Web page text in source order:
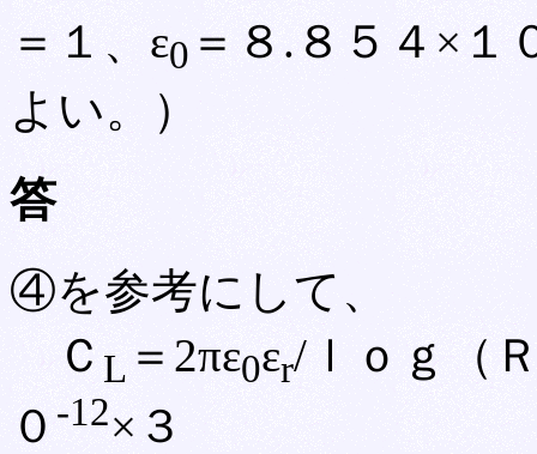
＝１、ε0 ＝８.８５４×１
よい。）
答
④を参考にして、
Ｃ L＝2πε0εr/ｌｏｇ（
０-12×３